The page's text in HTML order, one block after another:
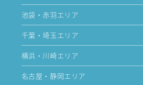
池袋・赤羽エリア
千葉・埼玉エリア
横浜・川崎エリア
名古屋・静岡エリア